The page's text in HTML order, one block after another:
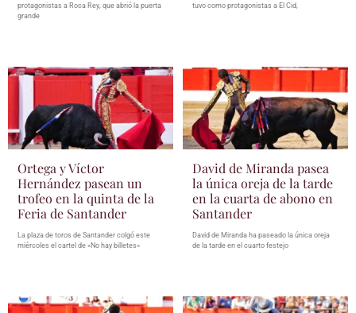
protagonistas a Roca Rey, que abrió la puerta
grande
tuvo como protagonistas a El Cid,
Ortega y Víctor
Hernández pasean un
trofeo en la quinta de la
Feria de Santander
La plaza de toros de Santander colgó este
miércoles el cartel de «No hay billetes»
David de Miranda pasea
la única oreja de la tarde
en la cuarta de abono en
Santander
David de Miranda ha paseado la única oreja
de la tarde en el cuarto festejo